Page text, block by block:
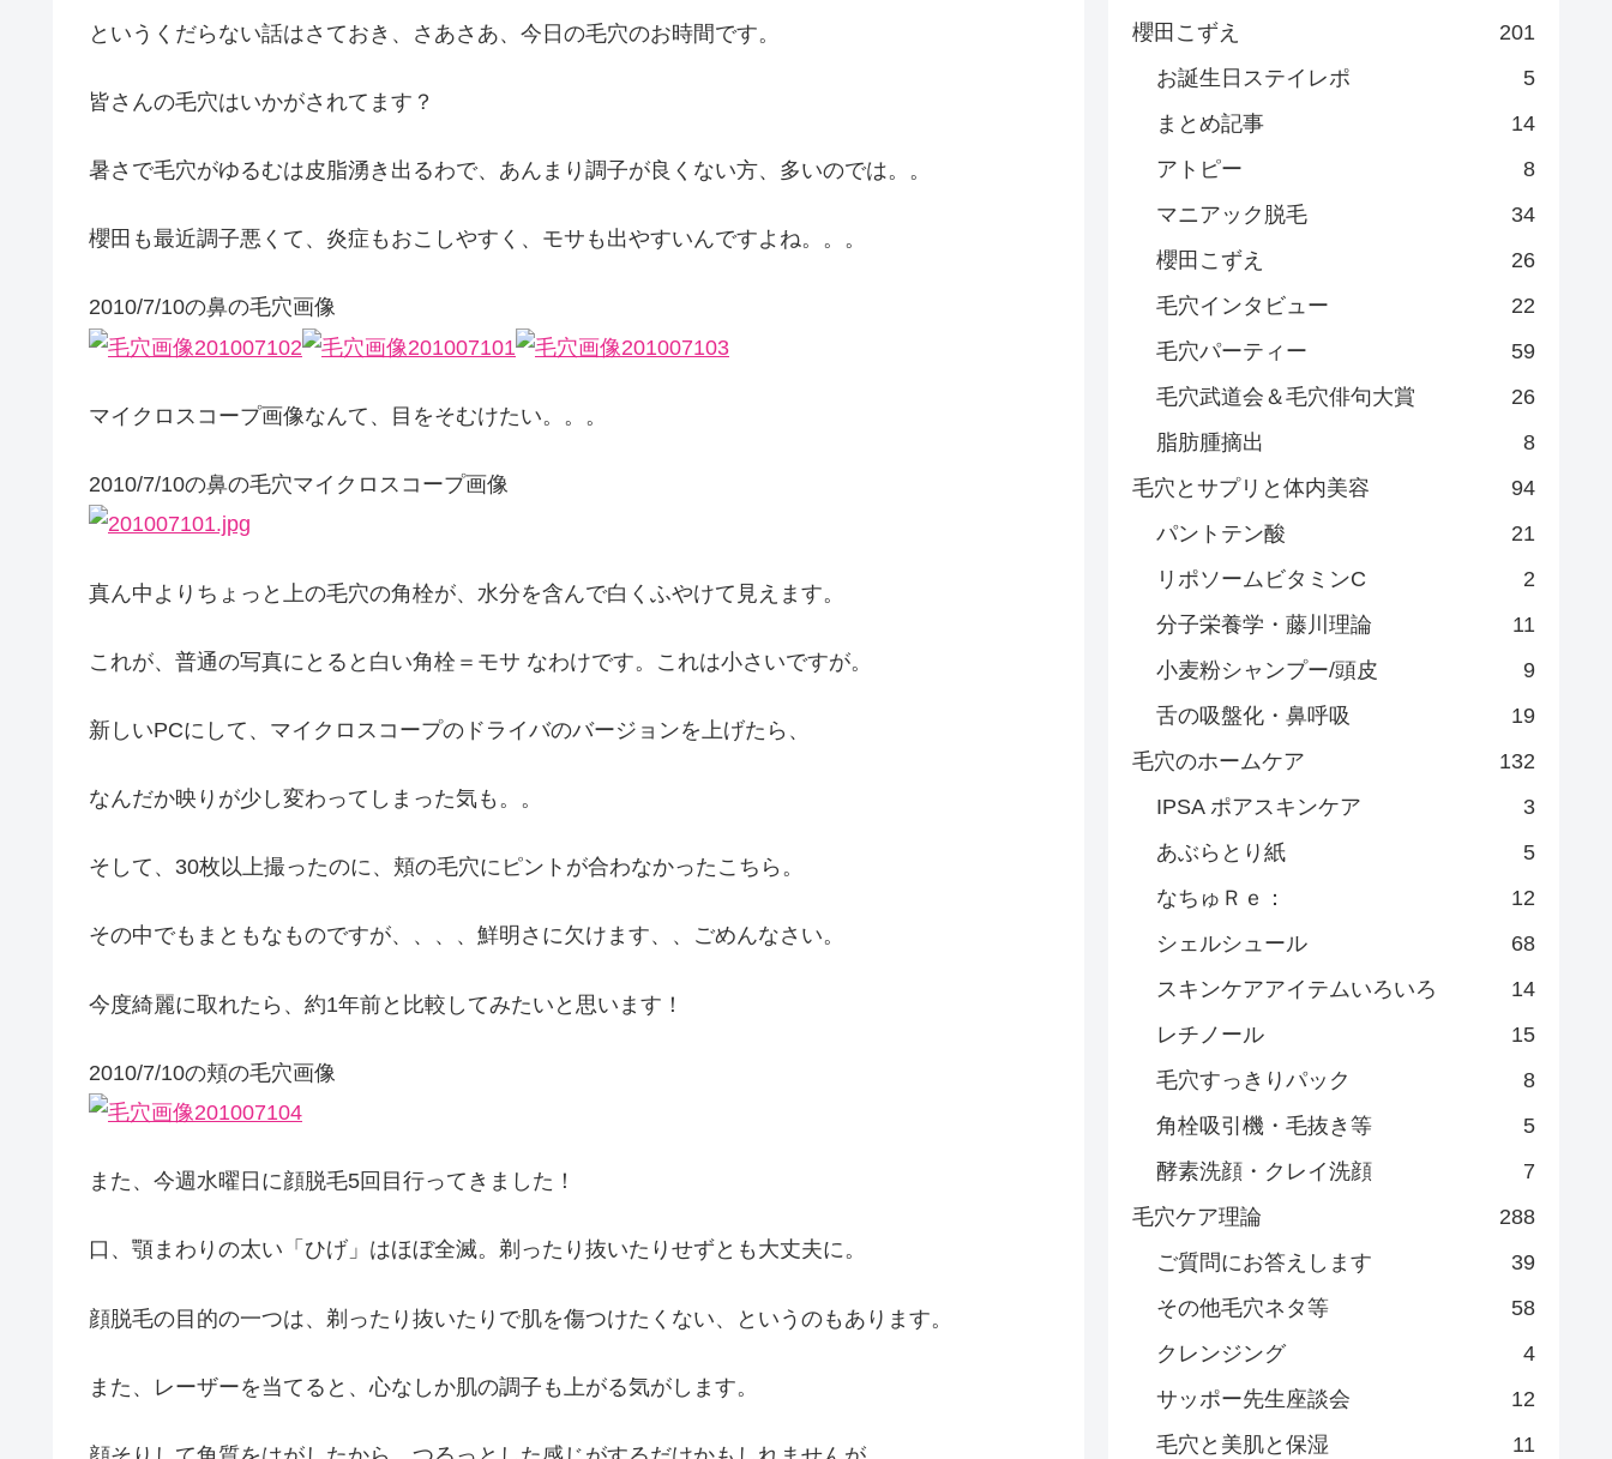
というくだらない話はさておき、さあさあ、今日の毛穴のお時間です。
皆さんの毛穴はいかがされてます？
暑さで毛穴がゆるむは皮脂湧き出るわで、あんまり調子が良くない方、多いのでは。。
櫻田も最近調子悪くて、炎症もおこしやすく、モサも出やすいんですよね。。。
2010/7/10の鼻の毛穴画像
マイクロスコープ画像なんて、目をそむけたい。。。
2010/7/10の鼻の毛穴マイクロスコープ画像
真ん中よりちょっと上の毛穴の角栓が、水分を含んで白くふやけて見えます。
これが、普通の写真にとると白い角栓＝モサ なわけです。これは小さいですが。
新しいPCにして、マイクロスコープのドライバのバージョンを上げたら、
なんだか映りが少し変わってしまった気も。。
そして、30枚以上撮ったのに、頬の毛穴にピントが合わなかったこちら。
その中でもまともなものですが、、、、鮮明さに欠けます、、ごめんなさい。
今度綺麗に取れたら、約1年前と比較してみたいと思います！
2010/7/10の頬の毛穴画像
また、今週水曜日に顔脱毛5回目行ってきました！
口、顎まわりの太い「ひげ」はほぼ全滅。剃ったり抜いたりせずとも大丈夫に。
顔脱毛の目的の一つは、剃ったり抜いたりで肌を傷つけたくない、というのもあります。
また、レーザーを当てると、心なしか肌の調子も上がる気がします。
櫻田こずえ
201
お誕生日ステイレポ
5
まとめ記事
14
アトピー
8
マニアック脱毛
34
櫻田こずえ
26
毛穴インタビュー
22
毛穴パーティー
59
毛穴武道会＆毛穴俳句大賞
26
脂肪腫摘出
8
毛穴とサプリと体内美容
94
パントテン酸
21
リポソームビタミンC
2
分子栄養学・藤川理論
11
小麦粉シャンプー/頭皮
9
舌の吸盤化・鼻呼吸
19
毛穴のホームケア
132
IPSA ポアスキンケア
3
あぶらとり紙
5
なちゅＲｅ：
12
シェルシュール
68
スキンケアアイテムいろいろ
14
レチノール
15
毛穴すっきりパック
8
角栓吸引機・毛抜き等
5
酵素洗顔・クレイ洗顔
7
毛穴ケア理論
288
ご質問にお答えします
39
その他毛穴ネタ等
58
クレンジング
4
サッポー先生座談会
12
毛穴と美肌と保湿
11